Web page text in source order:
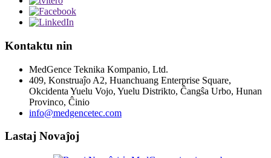
Kontaktu nin
MedGence Teknika Kompanio, Ltd.
409, Konstruaĵo A2, Huanchuang Enterprise Square,
Okcidenta Yuelu Vojo, Yuelu Distrikto, Ĉangŝa Urbo, Hunan
Provinco, Ĉinio
info@medgencetec.com
Lastaj Novaĵoj